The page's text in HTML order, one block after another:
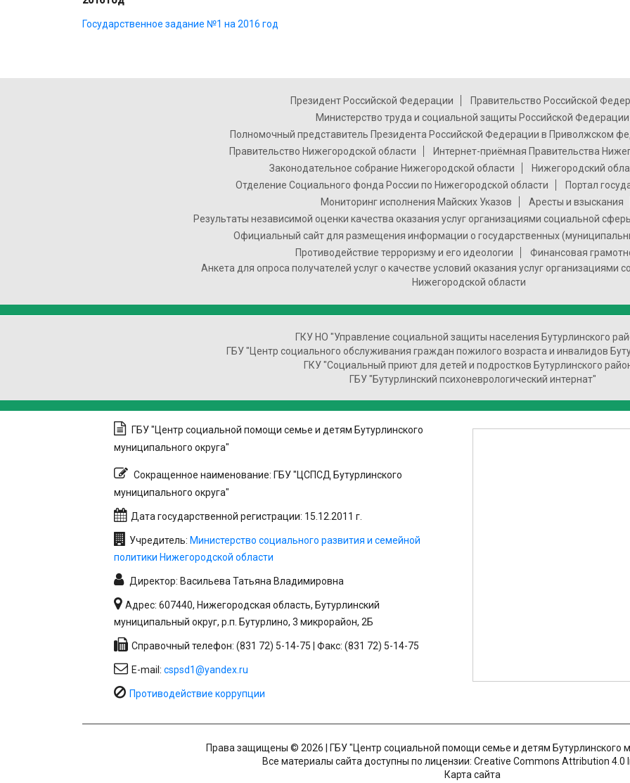
Государственное задание №1 на 2016 год
Президент Российской Федерации
Правительство Российской
Министерство труда и социальной защиты Российской Федерации
Полномочный представитель Президента Российской Федерации в Приволжском
Правительство Нижегородской области
Интернет-приёмная Правительства
Законодательное собрание Нижегородской области
Нижегородский
Отделение Социального фонда России по Нижегородской области
Портал
Мониторинг исполнения Майских Указов
Аресты и взыскания
Результаты независимой оценки качества оказания услуг организациями социальной
Официальный сайт для размещения информации о государственных
Противодействие терроризму и его идеологии
Финансовая
Анкета для опроса получателей услуг о качестве условий оказания услуг организациями
Нижегородской области
ГКУ НО "Управление социальной защиты населения Бутурлинского
ГБУ "Центр социального обслуживания граждан пожилого возраста и инвалидов
ГКУ "Социальный приют для детей и подростков Бутурлинского
ГБУ "Бутурлинский психоневрологический интернат"
ГБУ "Центр социальной помощи семье и детям Бутурлинского
муниципального округа"
Сокращенное наименование: ГБУ "ЦСПСД Бутурлинского
муниципального округа"
Дата государственной регистрации: 15.12.2011 г.
Учредитель: Министерство социального развития и семейной
политики Нижегородской области
Директор: Васильева Татьяна Владимировна
Адрес: 607440, Нижегородская область, Бутурлинский
муниципальный округ, р.п. Бутурлино, 3 микрорайон, 2Б
Справочный телефон: (831 72) 5-14-75 | Факс: (831 72) 5-14-75
E-mail: cspsd1@yandex.ru
Противодействие коррупции
Права защищены © 2026 | ГБУ "Центр социальной помощи семье и детям Бутурлинского
Все материалы сайта доступны по лицензии: Creative Commons Attribution 4.0
Карта сайта